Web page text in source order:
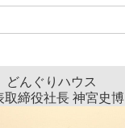
どんぐりハウス
取締役社長 神宮史博